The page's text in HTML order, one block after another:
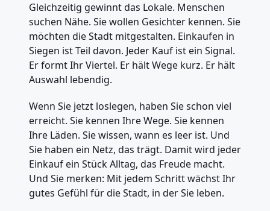
Gleichzeitig gewinnt das Lokale. Menschen
suchen Nähe. Sie wollen Gesichter kennen. Sie
möchten die Stadt mitgestalten. Einkaufen in
Siegen ist Teil davon. Jeder Kauf ist ein Signal.
Er formt Ihr Viertel. Er hält Wege kurz. Er hält
Auswahl lebendig.
Wenn Sie jetzt loslegen, haben Sie schon viel
erreicht. Sie kennen Ihre Wege. Sie kennen
Ihre Läden. Sie wissen, wann es leer ist. Und
Sie haben ein Netz, das trägt. Damit wird jeder
Einkauf ein Stück Alltag, das Freude macht.
Und Sie merken: Mit jedem Schritt wächst Ihr
gutes Gefühl für die Stadt, in der Sie leben.